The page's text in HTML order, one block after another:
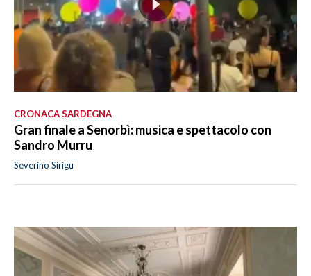
CRONACA SARDEGNA
Gran finale a Senorbì: musica e spettacolo con
Sandro Murru
Severino Sirigu